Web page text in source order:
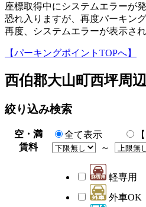
座標取得中にシステムエラーが
恐れ入りますが、再度パーキン
再度、システムエラーが表示さ
【パーキングポイントTOPへ】
西伯郡大山町西坪周
絞り込み検索
空・満 全て表示
賃料
～
軽専用
外車OK